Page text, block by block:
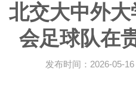
北交大中外
会足球队在
发布时间：2026-05-16